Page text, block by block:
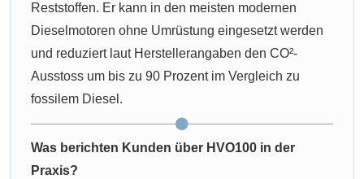
Reststoffen. Er kann in den meisten modernen
Dieselmotoren ohne Umrüstung eingesetzt werden
und reduziert laut Herstellerangaben den CO²-
Ausstoss um bis zu 90 Prozent im Vergleich zu
fossilem Diesel.
Was berichten Kunden über HVO100 in der
Praxis?